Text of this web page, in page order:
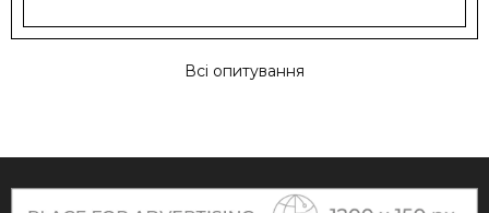
Всі опитування